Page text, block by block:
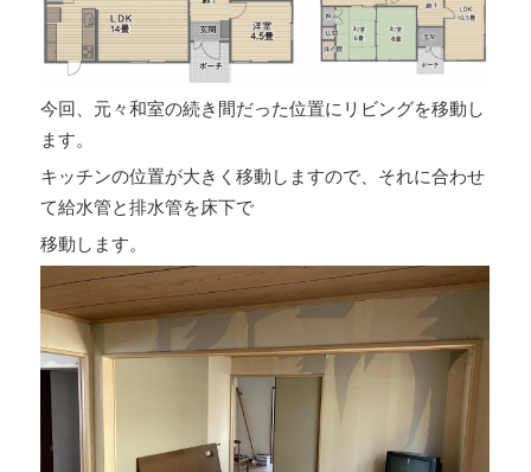
今回、元々和室の続き間だった位置にリビングを移動し
ます。
キッチンの位置が大きく移動しますので、それに合わせ
て給水管と排水管を床下で
移動します。